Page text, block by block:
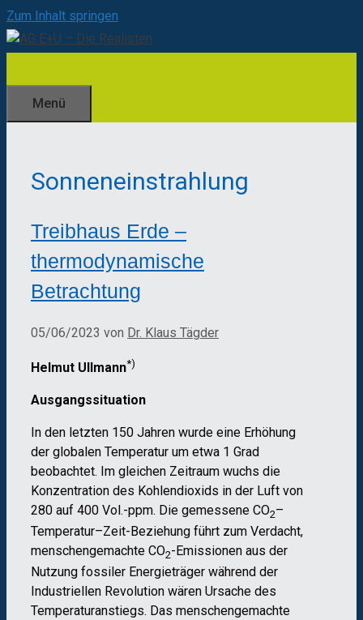
Zum Inhalt springen
Menü
Sonneneinstrahlung
Treibhaus Erde –
thermodynamische
Betrachtung
05/06/2023 von Dr. Klaus Tägder
Helmut Ullmann*)
Ausgangssituation
In den letzten 150 Jahren wurde eine Erhöhung
der globalen Temperatur um etwa 1 Grad
beobachtet. Im gleichen Zeitraum wuchs die
Konzentration des Kohlendioxids in der Luft von
280 auf 400 Vol.-ppm. Die gemessene CO2–
Temperatur–Zeit-Beziehung führt zum Verdacht,
menschengemachte CO2-Emissionen aus der
Nutzung fossiler Energieträger während der
Industriellen Revolution wären Ursache des
Temperaturanstiegs. Das menschengemachte